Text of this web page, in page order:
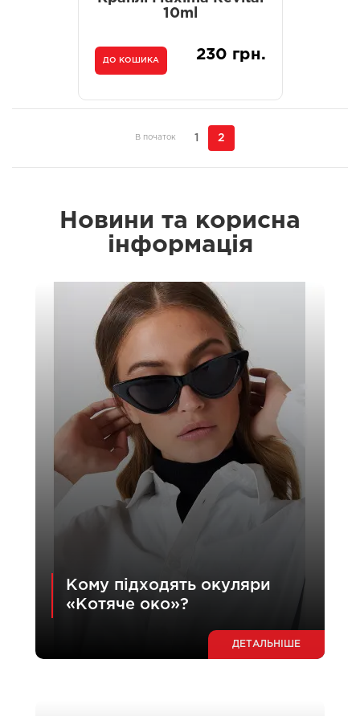
10ml
ДО КОШИКА 230 грн.
В початок 1 2
Новини та корисна
інформація
Кому підходять окуляри
«Котяче око»?
ДЕТАЛЬНІШЕ